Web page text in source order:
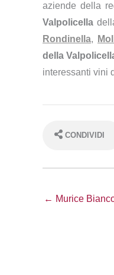
aziende della
Valpolicella
Rondinella,
della
interessanti vini
CONDIVIDI
← Murice